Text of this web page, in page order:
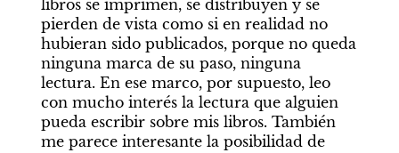
libros se imprimen, se distribuyen y se
pierden de vista como si en realidad no
hubieran sido publicados, porque no queda
ninguna marca de su paso, ninguna
lectura. En ese marco, por supuesto, leo
con mucho interés la lectura que alguien
pueda escribir sobre mis libros. También
me parece interesante la posibilidad de